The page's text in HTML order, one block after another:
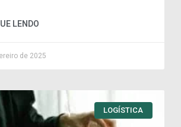
LENDO
de 2025
LOGÍSTICA